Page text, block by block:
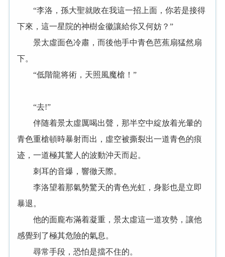
“李洛，孫大聖就敗在我這一招上面，你若是接得
下來，這一星院的神樹金徽讓給你又何妨？”
景太虛面色冷肅，而後他手中青色芭蕉扇猛然扇
下。
“低階龍将術，天照風魔槍！”
“去!”
伴随着景太虛厲喝出聲，那半空中綻放着光暈的
青色重槍頓時暴射而出，虛空被撕裂出一道青色的痕
迹，一道極其驚人的波動沖天而起。
刺耳的音爆，響徹天際。
李洛望着那氣勢驚天的青色光虹，身影也是立即
暴退。
他的面龐布滿着凝重，景太虛這一道攻勢，讓他
感覺到了極其危險的氣息。
尋常手段，恐怕是擋不住的。